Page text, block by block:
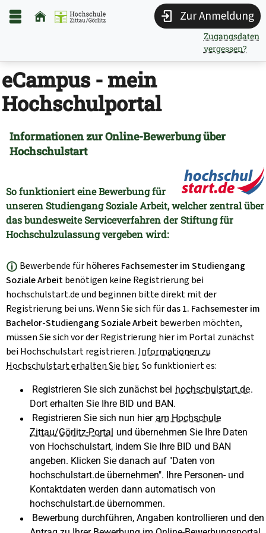
Zur Anmeldung
Zugangsdaten
vergessen?
eCampus - mein
Hochschulportal
Informationen zur Online-Bewerbung über
Hochschulstart
So funktioniert eine Bewerbung für
unseren Studiengang Soziale Arbeit, welcher zentral über
das bundesweite Serviceverfahren der Stiftung für
Hochschulzulassung vergeben wird:
Bewerbende fürhöheres Fachsemester im Studiengang
Soziale Arbeitbenötigen keine Registrierung bei
hochschulstart.de und beginnen bitte direkt mit der
Registrierung bei uns. Wenn Sie sich fürdas 1. Fachsemester im
Bachelor-Studiengang Soziale Arbeitbewerben möchten,
müssen Sie sich vor der Registrierung hier im Portal zunächst
bei Hochschulstart registrieren. Informationen zu
Hochschulstart erhalten Sie hier. So funktioniert es:
Registrieren Sie sich zunächst bei hochschulstart.de.
Dort erhalten Sie Ihre BID und BAN.
Registrieren Sie sich nun hier am Hochschule
Zittau/Görlitz-Portal und übernehmen Sie Ihre Daten
von Hochschulstart, indem Sie Ihre BID und BAN
angeben. Klicken Sie danach auf "Daten von
hochschulstart.de übernehmen". Ihre Personen- und
Kontaktdaten werden dann automatisch von
hochschulstart.de übernommen.
Bewerbung durchführen, Angaben kontrollieren und den